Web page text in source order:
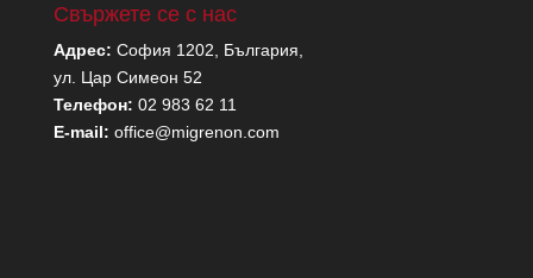
Свържете се с нас
Адрес: София 1202, България,
ул. Цар Симеон 52
Телефон: 02 983 62 11
E-mail: office@migrenon.com